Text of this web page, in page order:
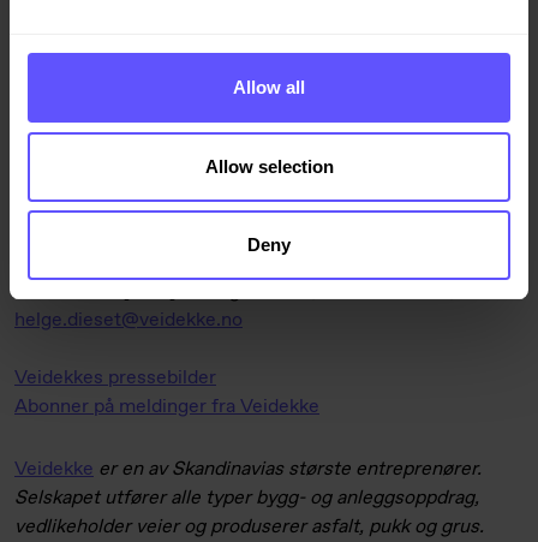
Allow all
Allow selection
Deny
For mer informasjon kontakt:
Leder attraktivitet Tommy Johansen, tlf 95 22 44 82,
helge.dieset@veidekke.no
Veidekkes pressebilder
Abonner på meldinger fra Veidekke
Veidekke er en av Skandinavias største entreprenører.
Selskapet utfører alle typer bygg- og anleggsoppdrag,
vedlikeholder veier og produserer asfalt, pukk og grus.